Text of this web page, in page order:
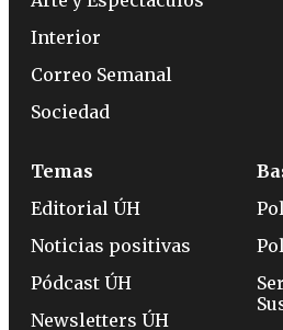
Interior
Correo Semanal
Sociedad
Temas
Editorial ÚH
Noticias positivas
Pódcast ÚH
Newsletters ÚH